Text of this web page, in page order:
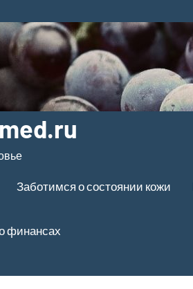
Заботимся о состоянии кожи
финансах